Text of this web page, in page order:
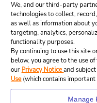
We, and our third-party
technologies to collect,
as well as information about
targeting, analytics,
functionality purposes.
By continuing to use this site
below, you agree to the use
our Privacy Noticeand
Use (which contains
Manage